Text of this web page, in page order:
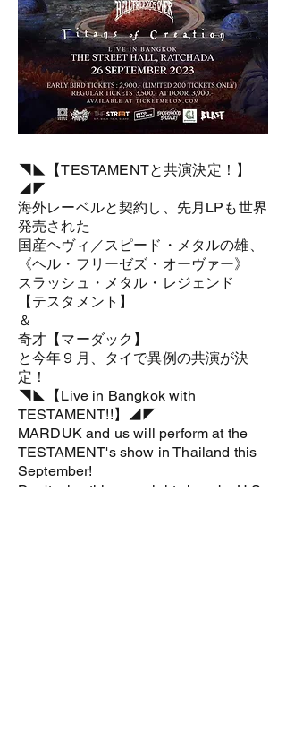
◥◣【TESTAMENTと共演決定！】
◢◤
海外レーベルと契約し、先月LPも世界
発売された
国産ヘヴィ／スピード・メタルの雄、
《ヘル・フリーゼズ・オーヴァー》
スラッシュ・メタル・レジェンド
【テスタメント】
＆
奇才【マーダック】
と今年９月、タイで異例の共演が決
定！
◥◣【Live in Bangkok with
TESTAMENT!!】◢◤
MARDUK and us will perform at the
TESTAMENT's show in Thailand this
September!
Don't miss this one night show by U.S.